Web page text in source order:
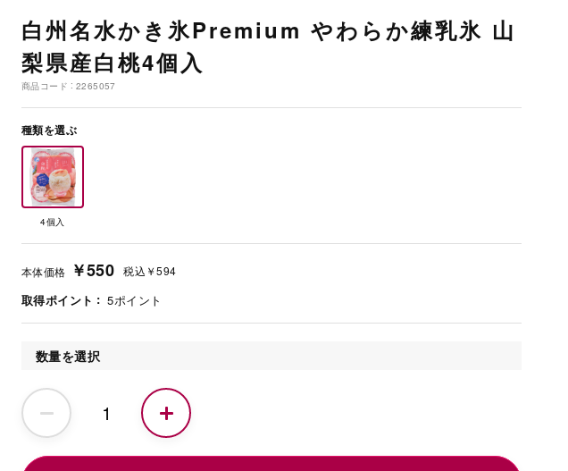
白州名水かき氷Premium やわらか練乳氷 山
梨県産白桃4個入
商品コード 2265057
種類を選ぶ
4個入
本体価格 ￥550 税込 ￥594
取得ポイント 5ポイント
数量を選択